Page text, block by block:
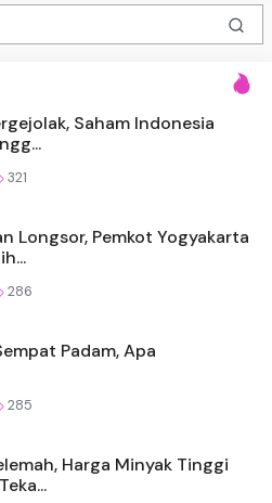
Saham Indonesia
321
Longsor, Pemkot Yogyakarta
286
Padam, Apa
285
Harga Minyak Tinggi